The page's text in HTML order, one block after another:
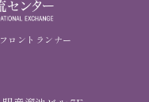
ロントランナー